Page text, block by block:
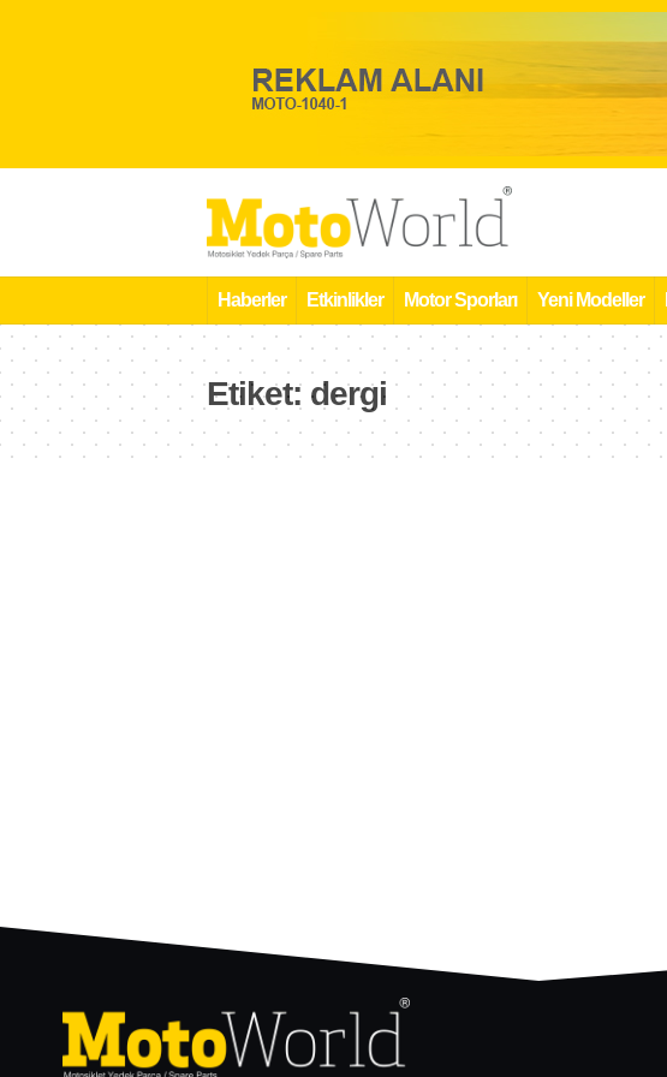
Haberler Etkinlikler Motor Sporları Yeni Modeller
Etiket: dergi